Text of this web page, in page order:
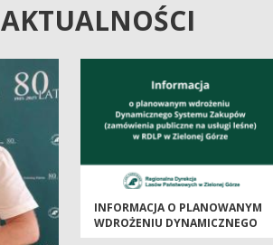
AKTUALNOŚCI
AKTUALNOŚCI
INFORMACJA O PLANOWANYM
WDROŻENIU DYNAMICZNEGO
SYSTEMU ZAKUPÓW